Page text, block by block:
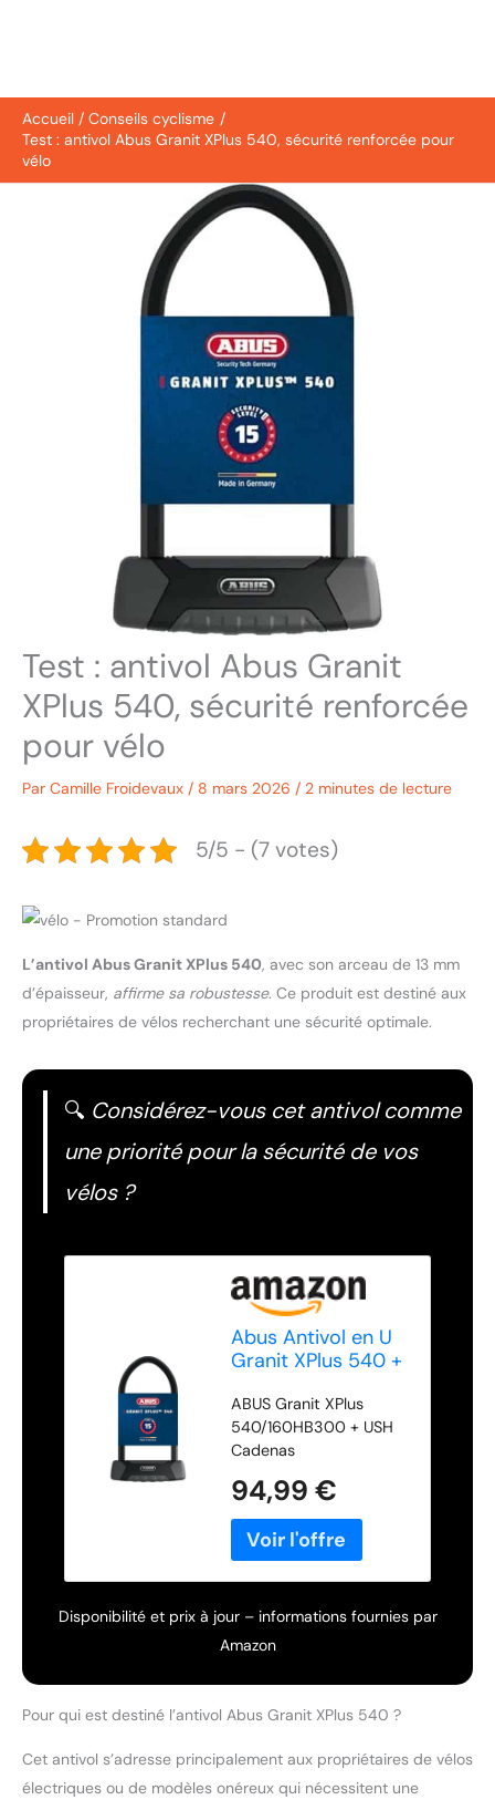
Accueil
Conseils cyclisme
Test : antivol Abus Granit XPlus 540, sécurité renforcée pour
vélo
Test : antivol Abus Granit
XPlus 540, sécurité renforcée
pour vélo
Par Camille Froidevaux / 8 mars 2026 / 2 minutes de lecture
5/5 - (7 votes)
L’antivol Abus Granit XPlus 540, avec son arceau de 13 mm
d’épaisseur, affirme sa robustesse. Ce produit est destiné aux
propriétaires de vélos recherchant une sécurité optimale.
🔍 Considérez-vous cet antivol comme
une priorité pour la sécurité de vos
vélos ?
Abus Antivol en U
Granit XPlus 540 +
antivol pour vélo
avec Arceau de 13
mm d'épaisseur et
Cylindre XPlus
Niveau de sécurité
15-300 mm
Hauteur d'arceau,
ABUS Granit XPlus
540/160HB300 + USH
Cadenas
94,99 €
Disponibilité et prix à jour – informations fournies par
Amazon
Pour qui est destiné l’antivol Abus Granit XPlus 540 ?
Cet antivol s’adresse principalement aux propriétaires de vélos
électriques ou de modèles onéreux qui nécessitent une